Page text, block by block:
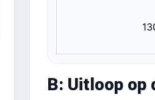
B: Uitloop op